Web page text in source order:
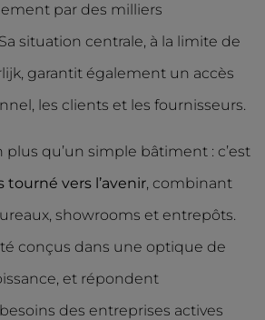
par des milliers
situation centrale, à la limite de
garantit également un accès
les clients et les fournisseurs.
qu’un simple bâtiment : c’est
tourné vers l’avenir, combinant
showrooms et entrepôts.
conçus dans une optique de
et répondent
des entreprises actives